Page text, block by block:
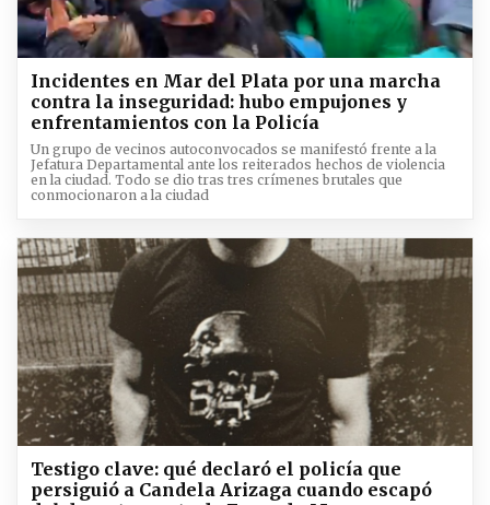
Incidentes en Mar del Plata por una marcha
contra la inseguridad: hubo empujones y
enfrentamientos con la Policía
Un grupo de vecinos autoconvocados se manifestó frente a la
Jefatura Departamental ante los reiterados hechos de violencia
en la ciudad. Todo se dio tras tres crímenes brutales que
conmocionaron a la ciudad
Testigo clave: qué declaró el policía que
persiguió a Candela Arizaga cuando escapó